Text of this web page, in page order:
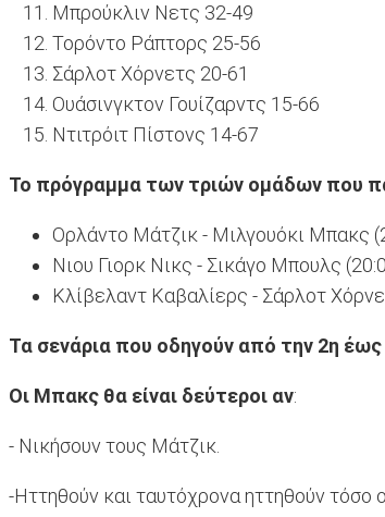
Μπρούκλιν Νετς 32-49
Τορόντο Ράπτορς 25-56
Σάρλοτ Χόρνετς 20-61
Ουάσινγκτον Γουίζαρντς 15-66
Ντιτρόιτ Πίστονς 14-67
Το πρόγραμμα των τριών ομάδων που
Ορλάντο Μάτζικ - Μιλγουόκι Μπακς
Νιου Γιορκ Νικς - Σικάγο Μπουλς
Κλίβελαντ Καβαλίερς - Σάρλοτ
Τα σενάρια που οδηγούν από την 2η έως
Οι Μπακς θα είναι δεύτεροι αν:
- Νικήσουν τους Μάτζικ.
-Ηττηθούν και ταυτόχρονα ηττηθούν τόσο